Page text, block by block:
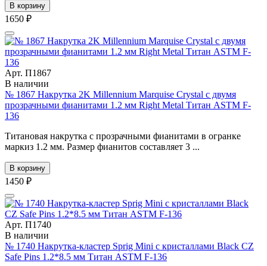
В корзину
1650 ₽
Арт. П1867
В наличии
№ 1867 Накрутка 2K Millennium Marquise Crystal с двумя
прозрачными фианитами 1.2 мм Right Metal Титан ASTM F-
136
Титановая накрутка с прозрачными фианитами в огранке
маркиз 1.2 мм. Размер фианитов составляет 3 ...
В корзину
1450 ₽
Арт. П1740
В наличии
№ 1740 Накрутка-кластер Sprig Mini с кристаллами Black CZ
Safe Pins 1.2*8.5 мм Титан ASTM F-136